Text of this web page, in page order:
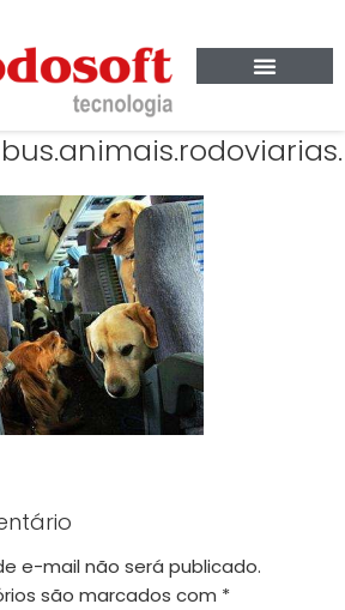
e-mail não será publicado.
são marcados com *